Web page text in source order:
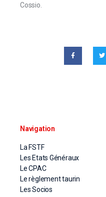
Cossio.
Navigation
La FSTF
Les Etats Généraux
Le CPAC
Le règlement taurin
Les Socios